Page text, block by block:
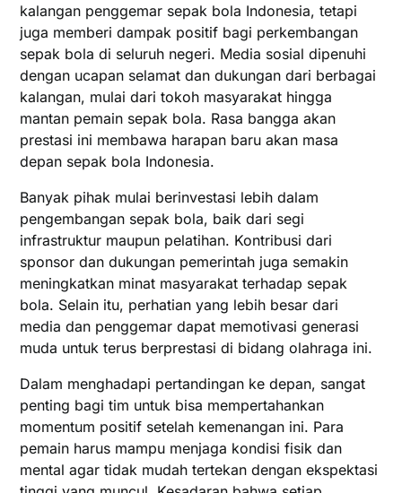
kalangan penggemar sepak bola Indonesia, tetapi
juga memberi dampak positif bagi perkembangan
sepak bola di seluruh negeri. Media sosial dipenuhi
dengan ucapan selamat dan dukungan dari berbagai
kalangan, mulai dari tokoh masyarakat hingga
mantan pemain sepak bola. Rasa bangga akan
prestasi ini membawa harapan baru akan masa
depan sepak bola Indonesia.
Banyak pihak mulai berinvestasi lebih dalam
pengembangan sepak bola, baik dari segi
infrastruktur maupun pelatihan. Kontribusi dari
sponsor dan dukungan pemerintah juga semakin
meningkatkan minat masyarakat terhadap sepak
bola. Selain itu, perhatian yang lebih besar dari
media dan penggemar dapat memotivasi generasi
muda untuk terus berprestasi di bidang olahraga ini.
Dalam menghadapi pertandingan ke depan, sangat
penting bagi tim untuk bisa mempertahankan
momentum positif setelah kemenangan ini. Para
pemain harus mampu menjaga kondisi fisik dan
mental agar tidak mudah tertekan dengan ekspektasi